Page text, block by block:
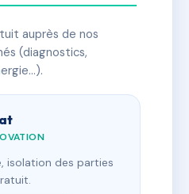
auprès de nos
(diagnostics,
isolation des parties